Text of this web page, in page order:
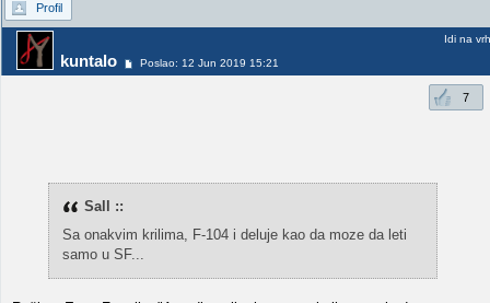
Profil
kuntalo Poslao: 12 Jun 2019 15:21
Idi na vrh
7
Sall ::
Sa onakvim krilima, F-104 i deluje kao da moze da leti
samo u SF...